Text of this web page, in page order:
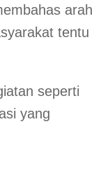
arah
tentu
seperti
yang